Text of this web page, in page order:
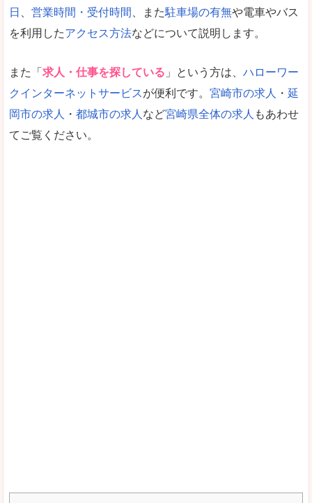
日
営業時間・受付時間 、また駐車場の有無や電車やバス
を利用したアクセス方法などについて説明します。
また「 求人・仕事を探している 」という方は、 ハローワー
クインターネットサービスが便利です。 宮崎市の求人 ・ 延
岡市の求人
・ 都城市の求人 など宮崎県全体の求人 もあわせ
てご覧ください。